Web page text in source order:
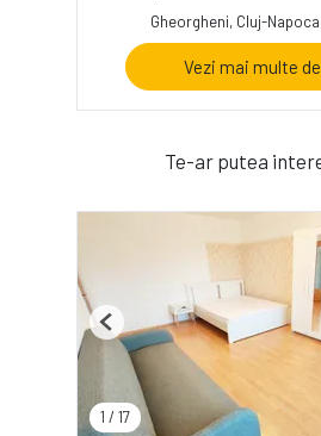
Gheorgheni, Cluj-Napoca
Vezi mai multe
Te-ar putea
1 / 17
Previous